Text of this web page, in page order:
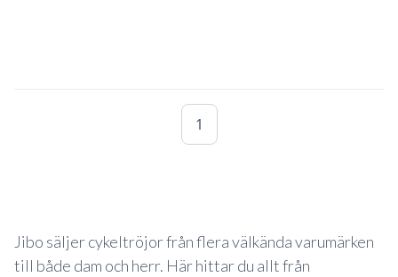
1
Jibo säljer cykeltröjor från flera välkända varumärken
till både dam och herr. Här hittar du allt från